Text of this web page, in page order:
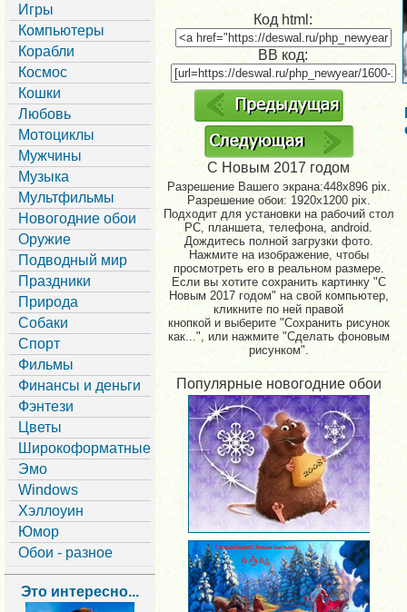
Игры
Компьютеры
Корабли
Космос
Кошки
Любовь
Мотоциклы
Мужчины
Музыка
Мультфильмы
Новогодние обои
Оружие
Подводный мир
Праздники
Природа
Собаки
Спорт
Фильмы
Финансы и деньги
Фэнтези
Цветы
Широкоформатные
Эмо
Windows
Хэллоуин
Юмор
Обои - разное
Это интересно...
Код html:
BB код:
С Новым 2017 годом
Разрешение Вашего экрана:448x896 pix.
Разрешение обои: 1920x1200 pix.
Подходит для установки на рабочий стол
PC, планшета, телефона, android.
Дождитесь полной загрузки фото.
Нажмите на изображение, чтобы
просмотреть его в реальном размере.
Если вы хотите сохранить картинку "С
Новым 2017 годом" на свой компьютер,
кликните по ней правой
кнопкой и выберите "Сохранить рисунок
как...", или нажмите "Сделать фоновым
рисунком".
Популярные новогодние обои